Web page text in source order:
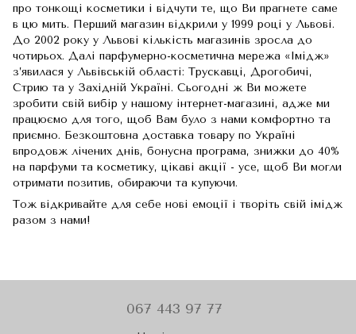
про тонкощі косметики і відчути те, що Ви прагнете саме
в цю мить. Перший магазин відкрили у 1999 році у Львові.
До 2002 року у Львові кількість магазинів зросла до
чотирьох. Далі парфумерно-косметична мережа «Імідж»
з’явилася у Львівській області: Трускавці, Дрогобичі,
Стрию та у Західній Україні. Сьогодні ж Ви можете
зробити свій вибір у нашому інтернет-магазині, адже ми
працюємо для того, щоб Вам було з нами комфортно та
приємно. Безкоштовна доставка товару по Україні
впродовж лічених днів, бонусна програма, знижки до 40%
на парфуми та косметику, цікаві акції - усе, щоб Ви могли
отримати позитив, обираючи та купуючи.
Тож відкривайте для себе нові емоції і творіть свій імідж
разом з нами!
067 443 97 77